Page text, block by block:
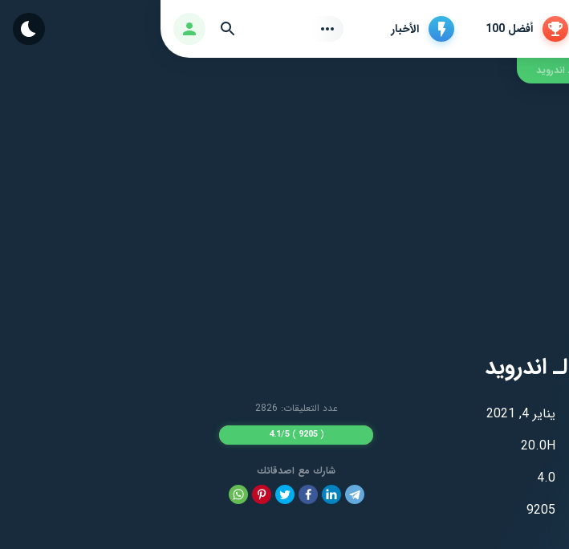
أفضل 100 الأخبار تسجيل الدخول بحث
يناير 4, 2021
20.0H
4.0
9205
عدد التعليقات: 2826
(
9205
)
4.1/5
شارك مع اصدقائك